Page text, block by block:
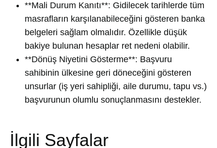
**Mali Durum Kanıtı**: Gidilecek tarihlerde tüm
masrafların karşılanabileceğini gösteren banka
belgeleri sağlam olmalıdır. Özellikle düşük
bakiye bulunan hesaplar ret nedeni olabilir.
**Dönüş Niyetini Gösterme**: Başvuru
sahibinin ülkesine geri döneceğini gösteren
unsurlar (iş yeri sahipliği, aile durumu, tapu vs.)
başvurunun olumlu sonuçlanmasını destekler.
İlgili Sayfalar